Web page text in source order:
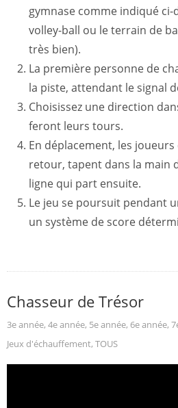
gymnase comme indiqué
volley-ball ou le terrain de
très bien).
La première personne de
la piste, attendant le signal
Choisissez une direction
feront leurs tours.
En déplacement, les
retour, tapent dans la main
ligne qui part ensuite.
Le jeu se poursuit pendant
un système de score
Chasseur de Trésor
3e année, 4e année, 5e année, 6e année,
Jeux d'échauffement, TOUS